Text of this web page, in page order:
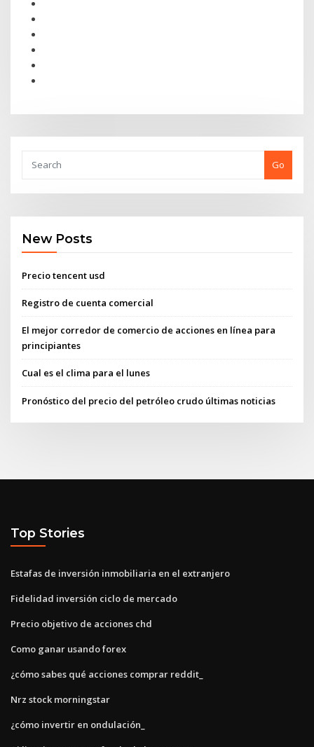
Go
New Posts
Precio tencent usd
Registro de cuenta comercial
El mejor corredor de comercio de acciones en línea para
principiantes
Cual es el clima para el lunes
Pronóstico del precio del petróleo crudo últimas noticias
Top Stories
Estafas de inversión inmobiliaria en el extranjero
Fidelidad inversión ciclo de mercado
Precio objetivo de acciones chd
Como ganar usando forex
¿cómo sabes qué acciones comprar reddit_
Nrz stock morningstar
¿cómo invertir en ondulación_